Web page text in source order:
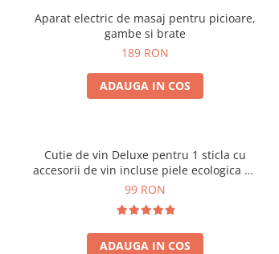
Aparat electric de masaj pentru picioare,
gambe si brate
189 RON
ADAUGA IN COS
Cutie de vin Deluxe pentru 1 sticla cu
accesorii de vin incluse piele ecologica de
crocodil
99 RON
ADAUGA IN COS